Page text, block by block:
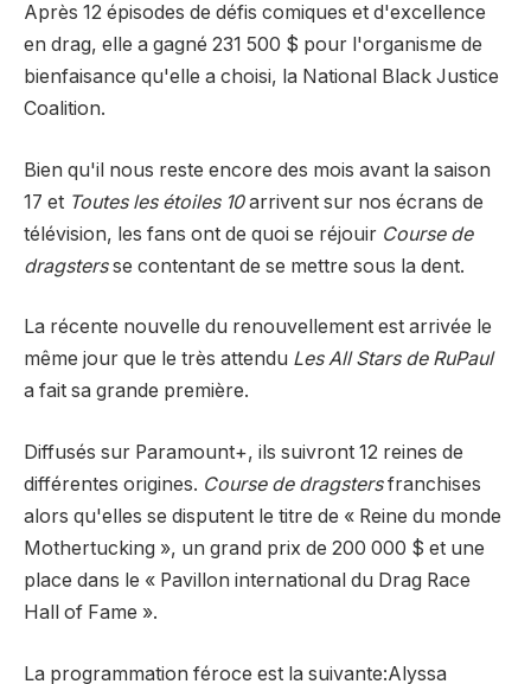
Après 12 épisodes de défis comiques et d'excellence
en drag, elle a gagné 231 500 $ pour l'organisme de
bienfaisance qu'elle a choisi, la National Black Justice
Coalition.
Bien qu'il nous reste encore des mois avant la saison
17 et Toutes les étoiles 10arrivent sur nos écrans de
télévision, les fans ont de quoi se réjouir Course de
dragstersse contentant de se mettre sous la dent.
La récente nouvelle du renouvellement est arrivée le
même jour que le très attendu Les All Stars de RuPaul
a fait sa grande première.
Diffusés sur Paramount+, ils suivront 12 reines de
différentes origines. Course de dragstersfranchises
alors qu'elles se disputent le titre de « Reine du monde
Mothertucking », un grand prix de 200 000 $ et une
place dans le « Pavillon international du Drag Race
Hall of Fame ».
La programmation féroce est la suivante:Alyssa